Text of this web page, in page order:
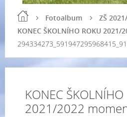
Fotoalbum
ZŠ
KONEC ŠKOLNÍHO ROKU
KONEC ŠKOLNÍHO
2021/2022